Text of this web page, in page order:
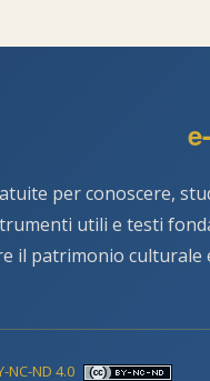
per conoscere,
utili e testi
il patrimonio culturale
NC-ND 4.0